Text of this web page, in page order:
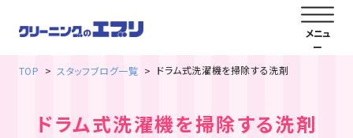
TOP スタッフブログ一覧 ドラム式洗濯機を掃除する洗剤
ドラム式洗濯機を掃除する洗剤